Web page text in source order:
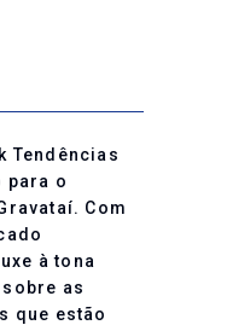
Tendências
para o
Com
à tona
as
que estão